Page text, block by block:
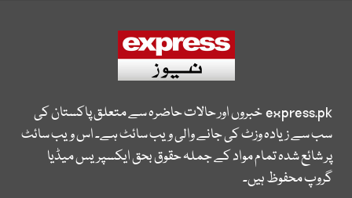
express.pkخبروں اور حالات حاضرہ سے متعلق پاکستان کی
سب سے زیادہ وزٹ کی جانے والی ویب سائٹ ہے۔ اس ویب سائٹ
پر شائع شدہ تمام مواد کے جملہ حقوق بحق ایکسپریس میڈیا
گروپ محفوظ ہیں۔